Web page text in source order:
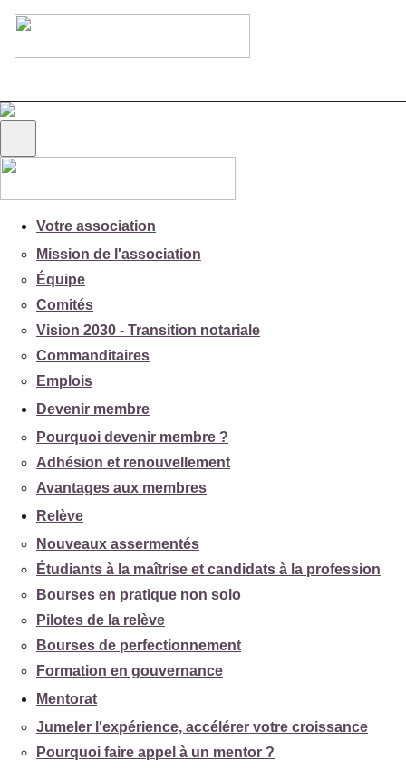
Votre association
Mission de l'association
Équipe
Comités
Vision 2030 - Transition notariale
Commanditaires
Emplois
Devenir membre
Pourquoi devenir membre ?
Adhésion et renouvellement
Avantages aux membres
Relève
Nouveaux assermentés
Étudiants à la maîtrise et candidats à la profession
Bourses en pratique non solo
Pilotes de la relève
Bourses de perfectionnement
Formation en gouvernance
Mentorat
Jumeler l'expérience, accélérer votre croissance
Pourquoi faire appel à un mentor ?